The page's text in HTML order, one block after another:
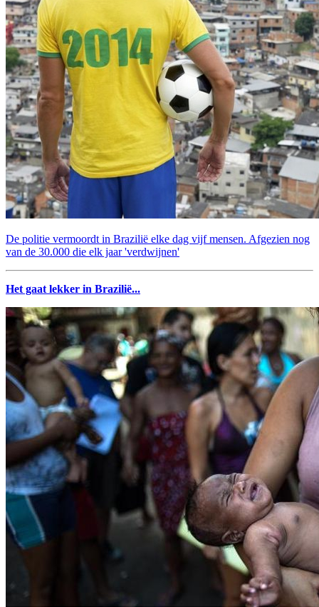
De politie vermoordt in Brazilië elke dag vijf mensen. Afgezien nog
van de 30.000 die elk jaar 'verdwijnen'
Het gaat lekker in Brazilië...